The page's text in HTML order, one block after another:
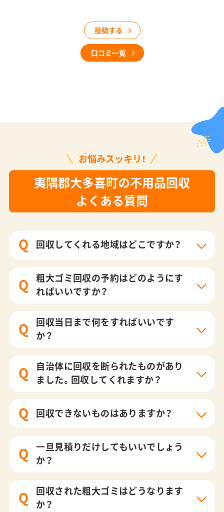
投稿する
口コミ一覧
お悩みスッキリ！
夷隅郡大多喜町の不用品回収
よくある質問
Q 回収してくれる地域はどこですか？
Q
粗大ゴミ回収の予約はどのようにす
ればいいですか？
Q
回収当日まで何をすればいいです
か？
Q
自治体に回収を断られたものがあり
ました。回収してくれますか？
Q 回収できないものはありますか？
Q
一旦見積りだけしてもいいでしょう
か？
Q
回収された粗大ゴミはどうなります
か？